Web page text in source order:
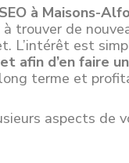
à Maisons-
trouver de
L’intérêt est
afin d’en faire
terme et
aspects de